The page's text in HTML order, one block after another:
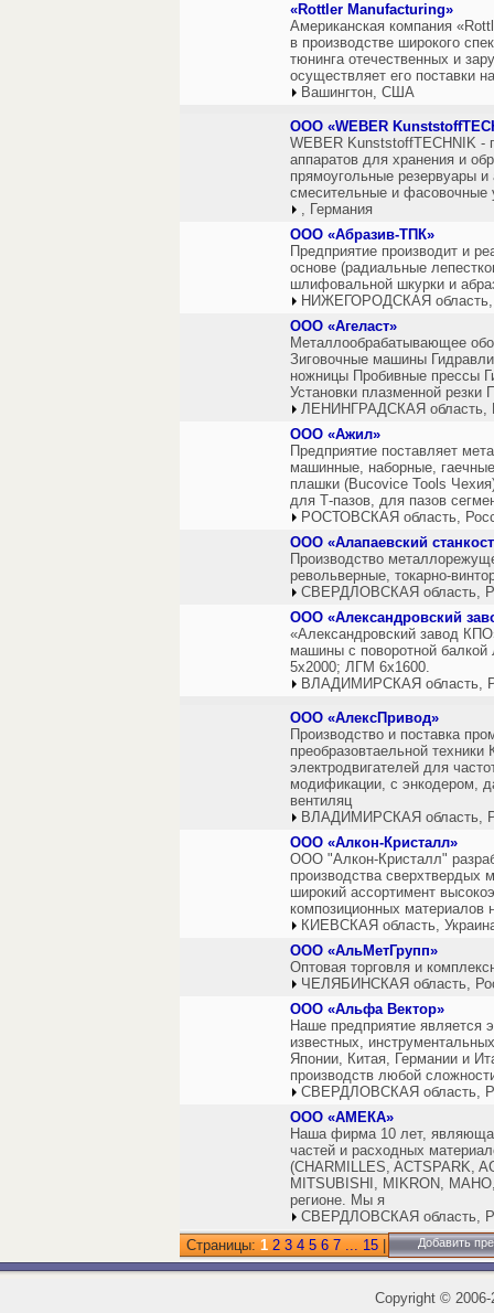
«Rottler Manufacturing»
Американская компания
в производстве широкого
тюнинга отечественных и
осуществляет его поставки
Вашингтон, США
ООО «WEBER
WEBER KunststoffTECHNIK -
аппаратов для хранения и
прямоугольные резервуары
смесительные и фасовочные
, Германия
ООО «Абразив-ТПК»
Предприятие производит и
основе (радиальные
шлифовальной шкурки и
НИЖЕГОРОДСКАЯ область,
ООО «Агеласт»
Металлообрабатывающее
Зиговочные машины
ножницы Пробивные прессы
Установки плазменной
ЛЕНИНГРАДСКАЯ область,
ООО «Ажил»
Предприятие поставляет
машинные, наборные,
плашки (Bucovice Tools
для Т-пазов, для пазов
РОСТОВСКАЯ область,
ООО «Алапаевский
Производство
револьверные, токарно-
СВЕРДЛОВСКАЯ область,
ООО «Александровский
«Александровский завод
машины с поворотной
5х2000; ЛГМ 6х1600.
ВЛАДИМИРСКАЯ область,
ООО «АлексПривод»
Производство и поставка
преобразовтаельной
электродвигателей для
модификации, с энкодером,
вентиляц
ВЛАДИМИРСКАЯ область,
ООО «Алкон-Кристалл»
ООО "Алкон-Кристалл"
производства сверхтвердых
широкий ассортимент
композиционных материалов
КИЕВСКАЯ область,
ООО «АльМетГрупп»
Оптовая торговля и
ЧЕЛЯБИНСКАЯ область,
ООО «Альфа Вектор»
Наше предприятие является
известных,
Японии, Китая, Германии и
производств любой
СВЕРДЛОВСКАЯ область,
ООО «АМЕКА»
Наша фирма 10 лет,
частей и расходных
(CHARMILLES, ACTSPARK,
MITSUBISHI, MIKRON,
регионе. Мы я
СВЕРДЛОВСКАЯ область,
Страницы: 1 2 3 4 5 6 7 ... 15 Добавить
Copyright ©